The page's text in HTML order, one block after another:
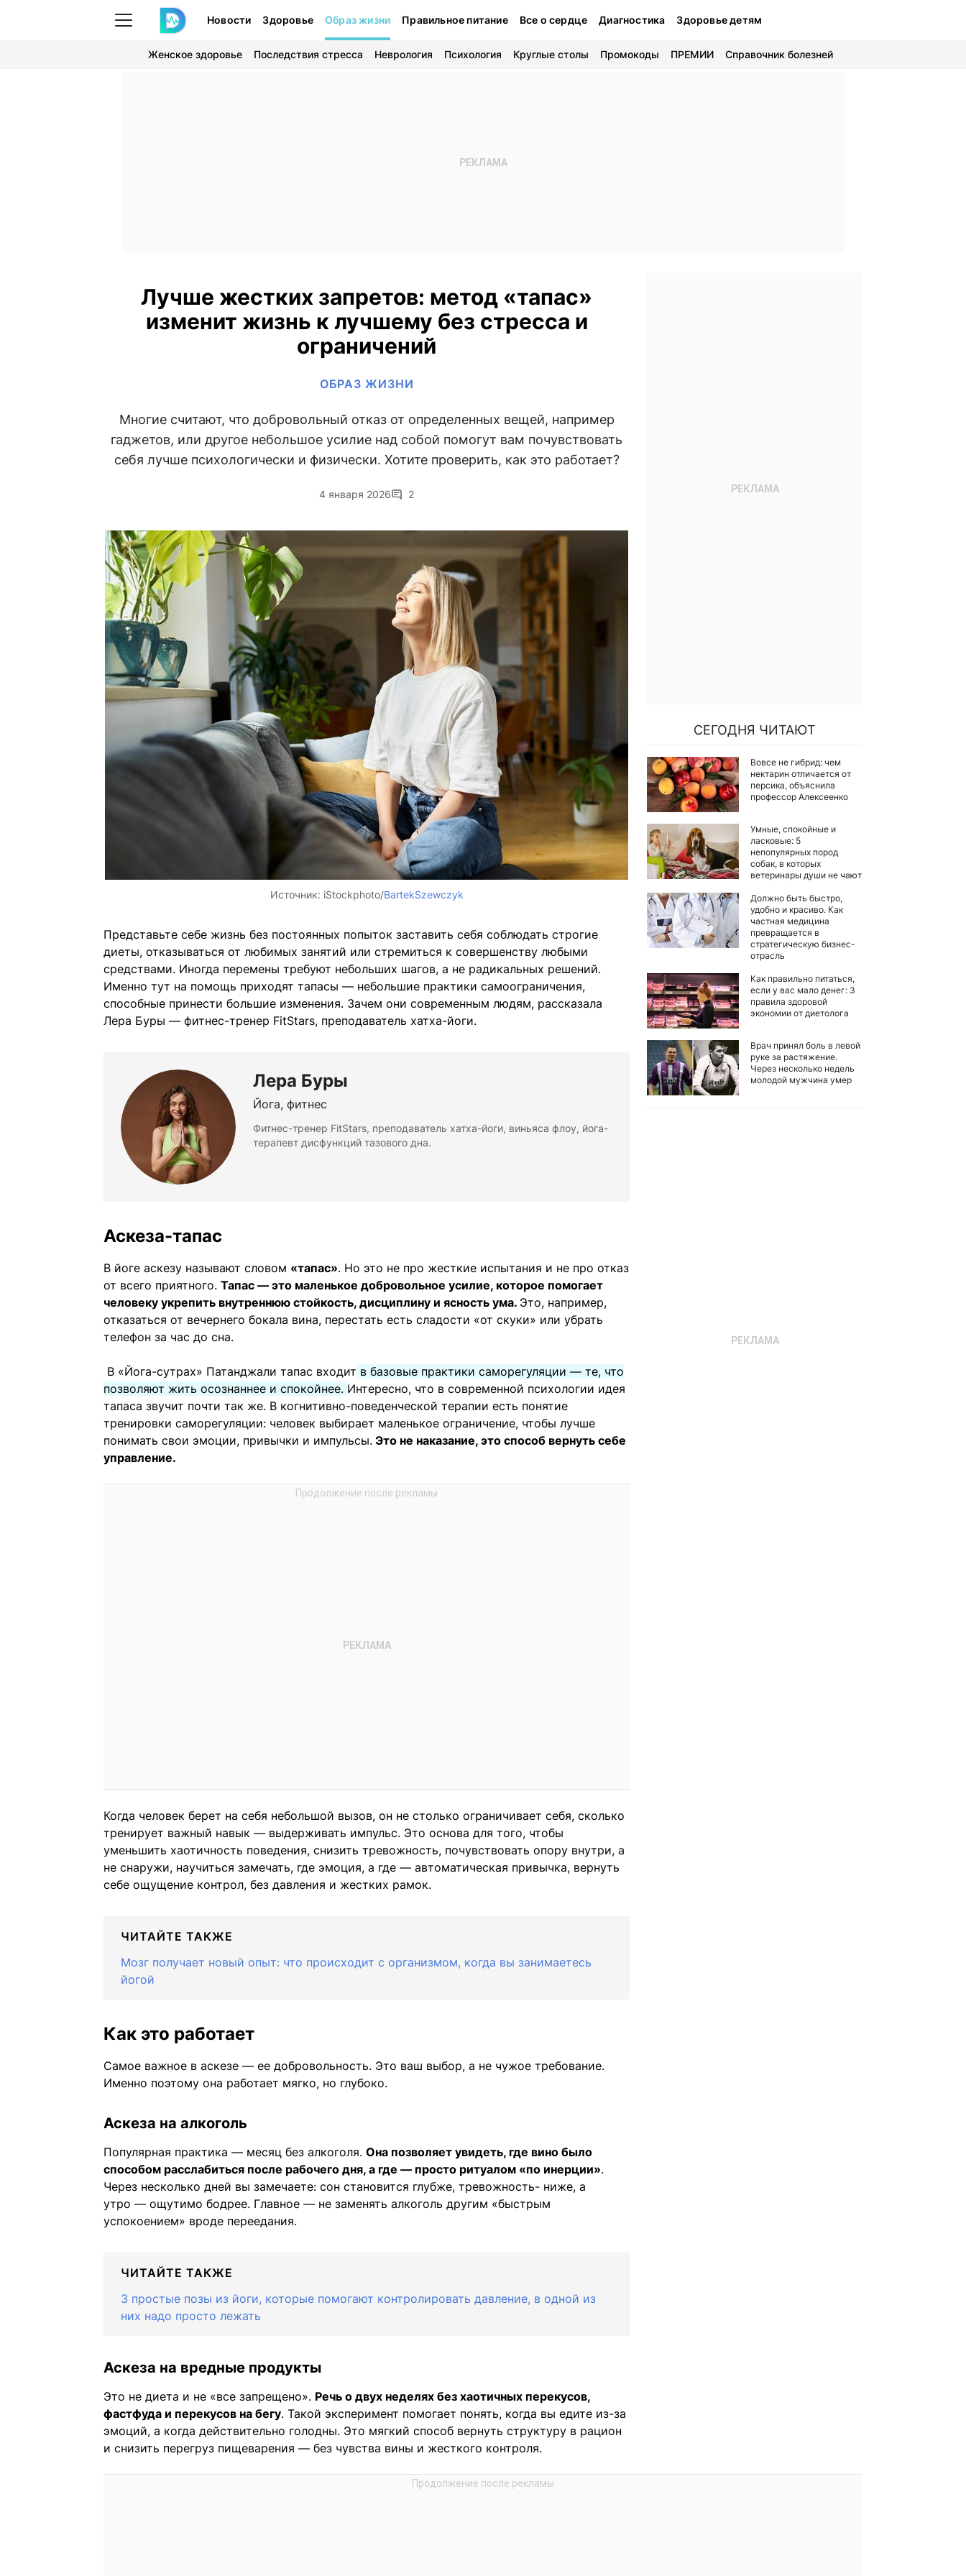
Новости Здоровье Образ жизни Правильное питание Все о сердце Диагностика Здоровье детям
Женское здоровье Последствия стресса Неврология Психология Круглые столы Промокоды ПРЕМИИ Справочник болезней
Лучше жестких запретов: метод «тапас»
изменит жизнь к лучшему без стресса и
ограничений
ОБРАЗ ЖИЗНИ
Многие считают, что добровольный отказ от определенных вещей, например
гаджетов, или другое небольшое усилие над собой помогут вам почувствовать
себя лучше психологически и физически. Хотите проверить, как это работает?
4 января 2026 2
Источник: iStockphoto/BartekSzewczyk
Представьте себе жизнь без постоянных попыток заставить себя соблюдать строгие
диеты, отказываться от любимых занятий или стремиться к совершенству любыми
средствами. Иногда перемены требуют небольших шагов, а не радикальных решений.
Именно тут на помощь приходят тапасы — небольшие практики самоограничения,
способные принести большие изменения. Зачем они современным людям, рассказала
Лера Буры — фитнес-тренер FitStars, преподаватель хатха-йоги.
Лера Буры
Йога, фитнес
Фитнес-тренер FitStars, преподаватель хатха-йоги, виньяса флоу, йога-
терапевт дисфункций тазового дна.
Аскеза-тапас
В йоге аскезу называют словом «тапас». Но это не про жесткие испытания и не про отказ
от всего приятного. Тапас — это маленькое добровольное усилие, которое помогает
человеку укрепить внутреннюю стойкость, дисциплину и ясность ума. Это, например,
отказаться от вечернего бокала вина, перестать есть сладости «от скуки» или убрать
телефон за час до сна.
В «Йога-сутрах» Патанджали тапас входит в базовые практики саморегуляции — те, что
позволяют жить осознаннее и спокойнее. Интересно, что в современной психологии идея
тапаса звучит почти так же. В когнитивно-поведенческой терапии есть понятие
тренировки саморегуляции: человек выбирает маленькое ограничение, чтобы лучше
понимать свои эмоции, привычки и импульсы. Это не наказание, это способ вернуть себе
управление.
Когда человек берет на себя небольшой вызов, он не столько ограничивает себя, сколько
тренирует важный навык — выдерживать импульс. Это основа для того, чтобы
уменьшить хаотичность поведения, снизить тревожность, почувствовать опору внутри, а
не снаружи, научиться замечать, где эмоция, а где — автоматическая привычка, вернуть
себе ощущение контрол, без давления и жестких рамок.
ЧИТАЙТЕ ТАКЖЕ
Мозг получает новый опыт: что происходит с организмом, когда вы занимаетесь
йогой
Как это работает
Самое важное в аскезе — ее добровольность. Это ваш выбор, а не чужое требование.
Именно поэтому она работает мягко, но глубоко.
Аскеза на алкоголь
Популярная практика — месяц без алкоголя. Она позволяет увидеть, где вино было
способом расслабиться после рабочего дня, а где — просто ритуалом «по инерции».
Через несколько дней вы замечаете: сон становится глубже, тревожность- ниже, а
утро — ощутимо бодрее. Главное — не заменять алкоголь другим «быстрым
успокоением» вроде переедания.
ЧИТАЙТЕ ТАКЖЕ
3 простые позы из йоги, которые помогают контролировать давление, в одной из
них надо просто лежать
Аскеза на вредные продукты
Это не диета и не «все запрещено». Речь о двух неделях без хаотичных перекусов,
фастфуда и перекусов на бегу. Такой эксперимент помогает понять, когда вы едите из-за
эмоций, а когда действительно голодны. Это мягкий способ вернуть структуру в рацион
и снизить перегруз пищеварения — без чувства вины и жесткого контроля.
СЕГОДНЯ ЧИТАЮТ
Вовсе не гибрид: чем
нектарин отличается от
персика, объяснила
профессор Алексеенко
Умные, спокойные и
ласковые: 5
непопулярных пород
собак, в которых
ветеринары души не чают
Должно быть быстро,
удобно и красиво. Как
частная медицина
превращается в
стратегическую бизнес-
отрасль
Как правильно питаться,
если у вас мало денег: 3
правила здоровой
экономии от диетолога
Врач принял боль в левой
руке за растяжение.
Через несколько недель
молодой мужчина умер